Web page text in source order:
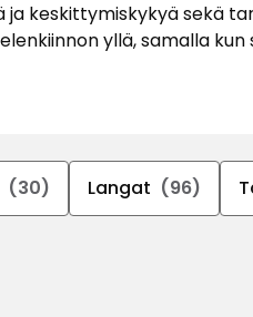
keskittymiskykyä sekä
yllä, samalla
(30) Langat (96)